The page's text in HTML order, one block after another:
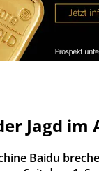
Jagd im
Baidu